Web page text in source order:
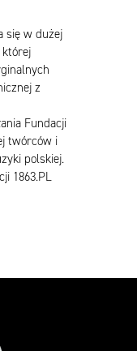
się w dużej
której
z
Fundacji
twórców i
polskiej.
1863.PL